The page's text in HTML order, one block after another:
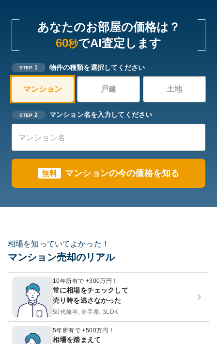
あなたのお部屋の価格は？
60秒でAI査定します
STEP 1 物件の種類を選択してください
マンション 戸建 土地
STEP 2 マンション名を入力してください
無料 マンションの今の価格を知る
相場を知っていてよかった！
マンション売却のリアル
10年所有で +300万円！
常に相場をチェックして
売り時を逃さなかった
50代前半, 岩手県, 3LDK
5年所有で +500万円！
相場を踏まえて